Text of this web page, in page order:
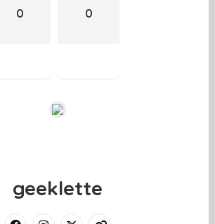
0 0
geeklette